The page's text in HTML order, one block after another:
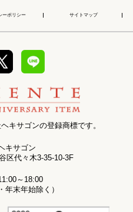
ーポリシー サイトマップ
キサゴンの登録商標です。
キサゴン
区代々木3-35-10-3F
～18:00
年末年始除く）